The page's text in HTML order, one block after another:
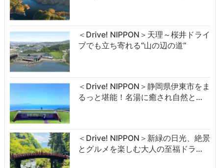
＜Drive! NIPPON＞天理～桜井ドライ
ブでも立ち寄れる“山の辺の道”
＜Drive! NIPPON＞静岡県伊東市をま
るっと堪能！名湯に癒され自然と…
＜Drive! NIPPON＞新緑の日光、絶景
とグルメを楽しむ大人の至福ドラ…